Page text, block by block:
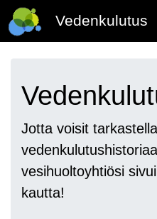
Vedenkulutus
Jotta voisit tarkastella
vesihuoltoyhtiösi
kautta!